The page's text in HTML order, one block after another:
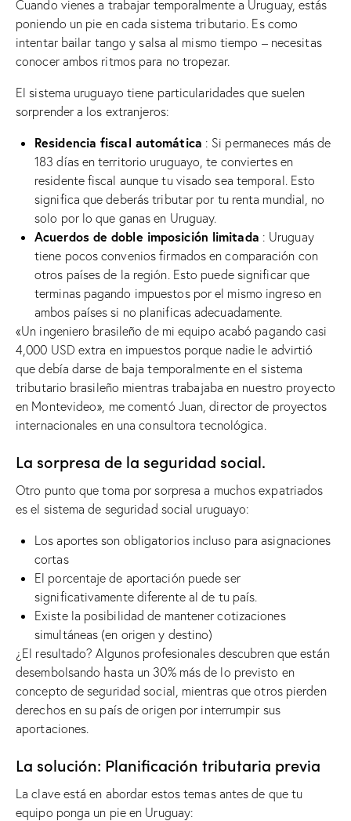
Cuando vienes a trabajar temporalmente a Uruguay, estás
poniendo un pie en cada sistema tributario. Es como
intentar bailar tango y salsa al mismo tiempo – necesitas
conocer ambos ritmos para no tropezar.
El sistema uruguayo tiene particularidades que suelen
sorprender a los extranjeros:
Residencia fiscal automática : Si permaneces más de
183 días en territorio uruguayo, te conviertes en
residente fiscal aunque tu visado sea temporal. Esto
significa que deberás tributar por tu renta mundial, no
solo por lo que ganas en Uruguay.
Acuerdos de doble imposición limitada : Uruguay
tiene pocos convenios firmados en comparación con
otros países de la región. Esto puede significar que
terminas pagando impuestos por el mismo ingreso en
ambos países si no planificas adecuadamente.
«Un ingeniero brasileño de mi equipo acabó pagando casi
4,000 USD extra en impuestos porque nadie le advirtió
que debía darse de baja temporalmente en el sistema
tributario brasileño mientras trabajaba en nuestro proyecto
en Montevideo», me comentó Juan, director de proyectos
internacionales en una consultora tecnológica.
La sorpresa de la seguridad social.
Otro punto que toma por sorpresa a muchos expatriados
es el sistema de seguridad social uruguayo:
Los aportes son obligatorios incluso para asignaciones
cortas
El porcentaje de aportación puede ser
significativamente diferente al de tu país.
Existe la posibilidad de mantener cotizaciones
simultáneas (en origen y destino)
¿El resultado? Algunos profesionales descubren que están
desembolsando hasta un 30% más de lo previsto en
concepto de seguridad social, mientras que otros pierden
derechos en su país de origen por interrumpir sus
aportaciones.
La solución: Planificación tributaria previa
La clave está en abordar estos temas antes de que tu
equipo ponga un pie en Uruguay: